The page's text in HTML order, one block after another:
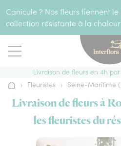
Canicule ? Nos fleurs tiennent
collection résistante à la chaleur
Livraison de fleurs en 4h
Accueil
› Fleuristes › Seine-Maritime
Livraison de fleurs à
les fleuristes du